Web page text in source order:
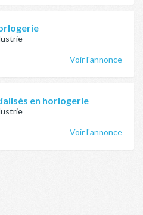
Voir l'annonce
en horlogerie
Voir l'annonce